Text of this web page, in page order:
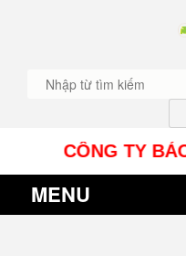
CÔNG TY
MENU